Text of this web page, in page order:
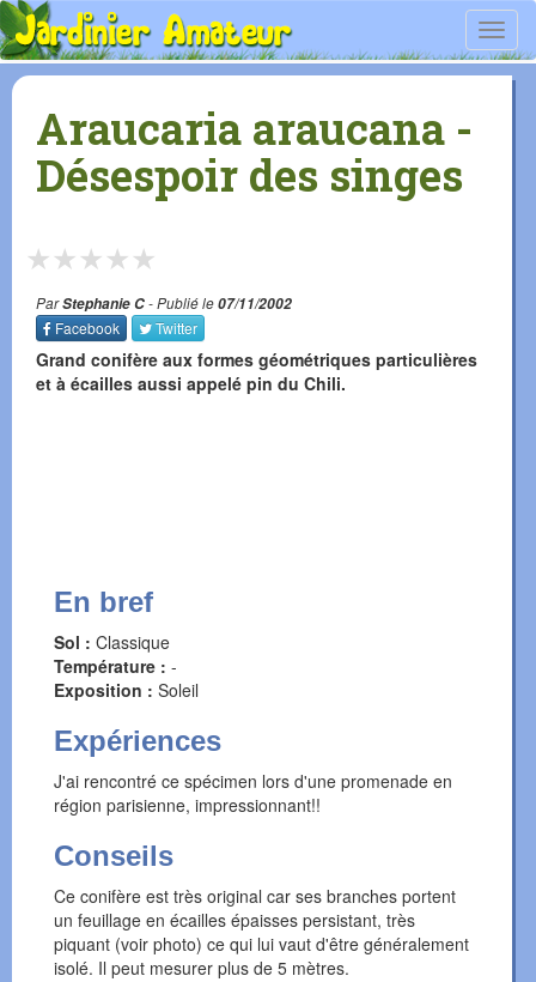
Araucaria araucana -
Désespoir des singes
★
★
★
★
★
ParStephanie C- Publié le07/11/2002
Facebook
Twitter
Grand conifère aux formes géométriques particulières
et à écailles aussi appelé pin du Chili.
En bref
Sol : Classique
Température : -
Exposition : Soleil
Expériences
J'ai rencontré ce spécimen lors d'une promenade en
région parisienne, impressionnant!!
Conseils
Ce conifère est très original car ses branches portent
un feuillage en écailles épaisses persistant, très
piquant (voir photo) ce qui lui vaut d'être généralement
isolé. Il peut mesurer plus de 5 mètres.